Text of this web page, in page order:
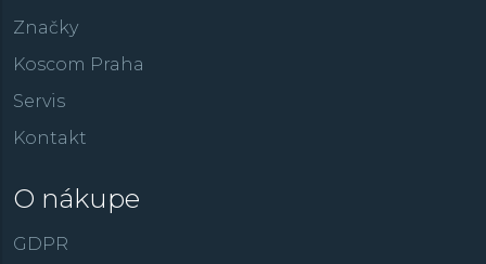
Značky
Koscom Praha
Servis
Kontakt
O nákupe
GDPR